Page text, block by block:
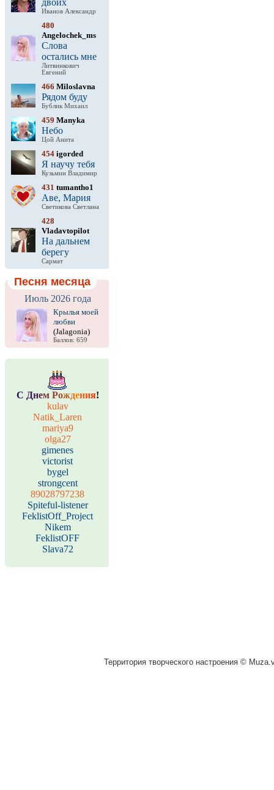
двоих
Иванов Александр
480
Angelochek_ms
Слова
остались мне
Литвинкович
Евгений
466 Miloslavna
Рядом буду
Бублик Михаил
459 Manyka
Небо
Цой Анита
454 igorded
Я научу тебя
Кузьмин Владимир
431 tumantho1
Аве, Мария
Светикова Светлана
428
Vladavtopilot
На дальнем
берегу
Сармат
Песня месяца
Июль 2026 года
Крылья моей
любви
(Jalagonia)
Баллов: 659
С Днем Рождения!
kulav
Natik_Laren
mariya9
olga27
gimenes
victorist
bygel
strongcent
89028797238
Spiteful-listener
FeklistOff_Project
Nikem
FeklistOFF
Slava72
Территория творческого настроения ©